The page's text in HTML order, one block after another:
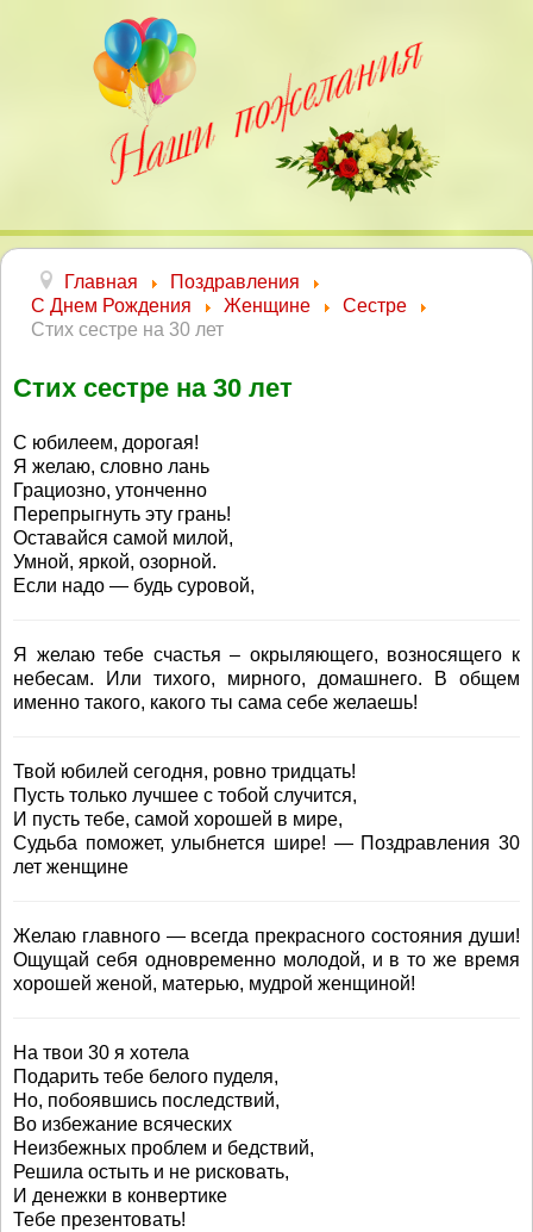
Главная
Поздравления
С Днем Рождения
Женщине
Сестре
Стих сестре на 30 лет
Стих сестре на 30 лет
С юбилеем, дорогая!
Я желаю, словно лань
Грациозно, утонченно
Перепрыгнуть эту грань!
Оставайся самой милой,
Умной, яркой, озорной.
Если надо — будь суровой,
Я желаю тебе счастья – окрыляющего, возносящего к
небесам. Или тихого, мирного, домашнего. В общем
именно такого, какого ты сама себе желаешь!
Твой юбилей сегодня, ровно тридцать!
Пусть только лучшее с тобой случится,
И пусть тебе, самой хорошей в мире,
Судьба поможет, улыбнется шире! — Поздравления 30
лет женщине
Желаю главного — всегда прекрасного состояния души!
Ощущай себя одновременно молодой, и в то же время
хорошей женой, матерью, мудрой женщиной!
На твои 30 я хотела
Подарить тебе белого пуделя,
Но, побоявшись последствий,
Во избежание всяческих
Неизбежных проблем и бедствий,
Решила остыть и не рисковать,
И денежки в конвертике
Тебе презентовать!